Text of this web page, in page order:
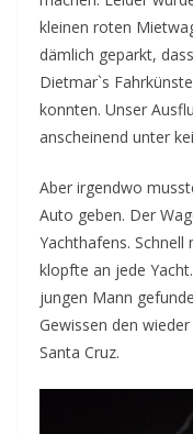
kleinen roten
dämlich geparkt,
Dietmar`s
konnten. Unser
anscheinend unter
Aber irgendwo
Auto geben. Der
Yachthafens.
klopfte an jede
jungen Mann
Gewissen den
Santa Cruz.